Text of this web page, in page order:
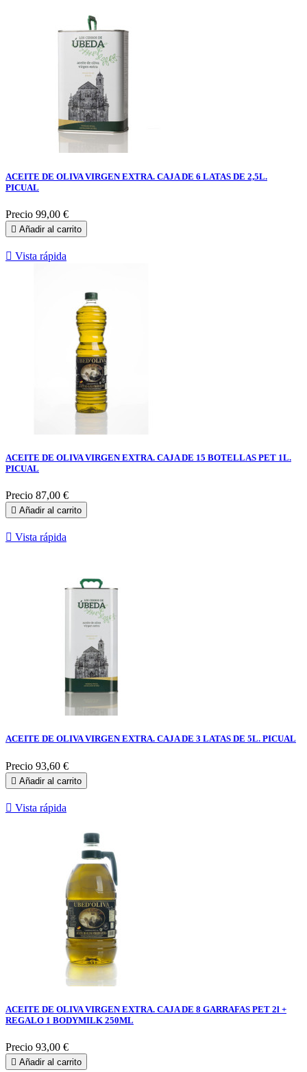
ACEITE DE OLIVA VIRGEN EXTRA. CAJA DE 6 LATAS DE 2,5L.
PICUAL
Precio 99,00 €
 Añadir al carrito
 Vista rápida
ACEITE DE OLIVA VIRGEN EXTRA. CAJA DE 15 BOTELLAS PET 1L.
PICUAL
Precio 87,00 €
 Añadir al carrito
 Vista rápida
ACEITE DE OLIVA VIRGEN EXTRA. CAJA DE 3 LATAS DE 5L. PICUAL
Precio 93,60 €
 Añadir al carrito
 Vista rápida
ACEITE DE OLIVA VIRGEN EXTRA. CAJA DE 8 GARRAFAS PET 2l +
REGALO 1 BODYMILK 250ML
Precio 93,00 €
 Añadir al carrito